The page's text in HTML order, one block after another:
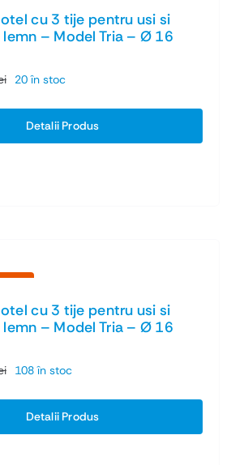
cu 3 tije pentru usi si
– Model Tria – Ø 16
Prețul
inițial
fost:
Prețul
curent
este:
3,73 lei.
20 în stoc
Detalii Produs
55%
cu 3 tije pentru usi si
– Model Tria – Ø 16
Prețul
inițial
fost:
Prețul
curent
este:
3,87 lei.
108 în stoc
Detalii Produs